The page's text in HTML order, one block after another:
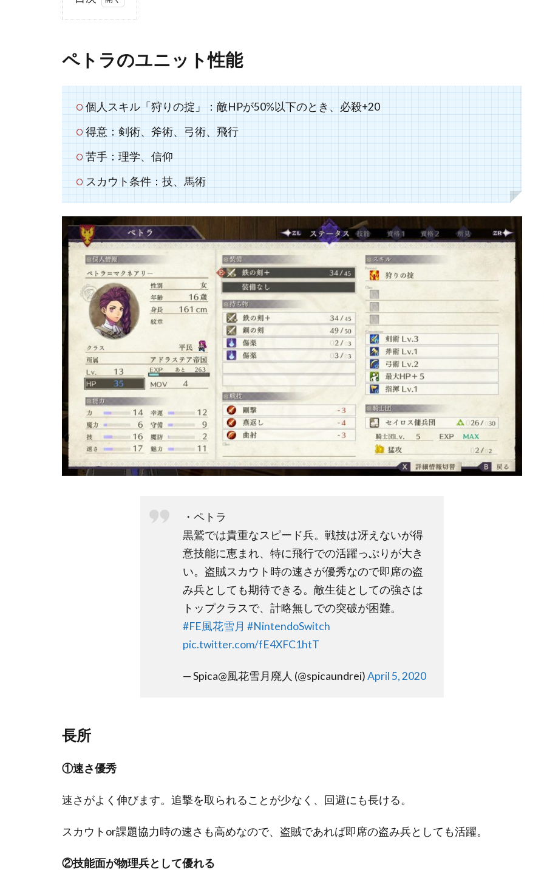
1
ト
ラ
ユ
ニ
ッ
ト
性
能
1.1
長所
1.2
短所
2.1
メイ
ン武
器
2.2
ペトラのユニット性能
個人スキル「狩りの掟」：敵HPが50%以下のとき、必殺+20
得意：剣術、斧術、弓術、飛行
苦手：理学、信仰
スカウト条件：技、馬術
・ペトラ
黒鷲では貴重なスピード兵。戦技は冴えないが得
意技能に恵まれ、特に飛行での活躍っぷりが大き
い。盗賊スカウト時の速さが優秀なので即席の盗
み兵としても期待できる。敵生徒としての強さは
トップクラスで、計略無しでの突破が困難。
#FE風花雪月 #NintendoSwitch
pic.twitter.com/fE4XFC1htT
— Spica@風花雪月廃人 (@spicaundrei)April 5, 2020
長所
①速さ優秀
速さがよく伸びます。追撃を取られることが少なく、回避にも長ける。
スカウトor課題協力時の速さも高めなので、盗賊であれば即席の盗み兵としても活躍。
②技能面が物理兵として優れる